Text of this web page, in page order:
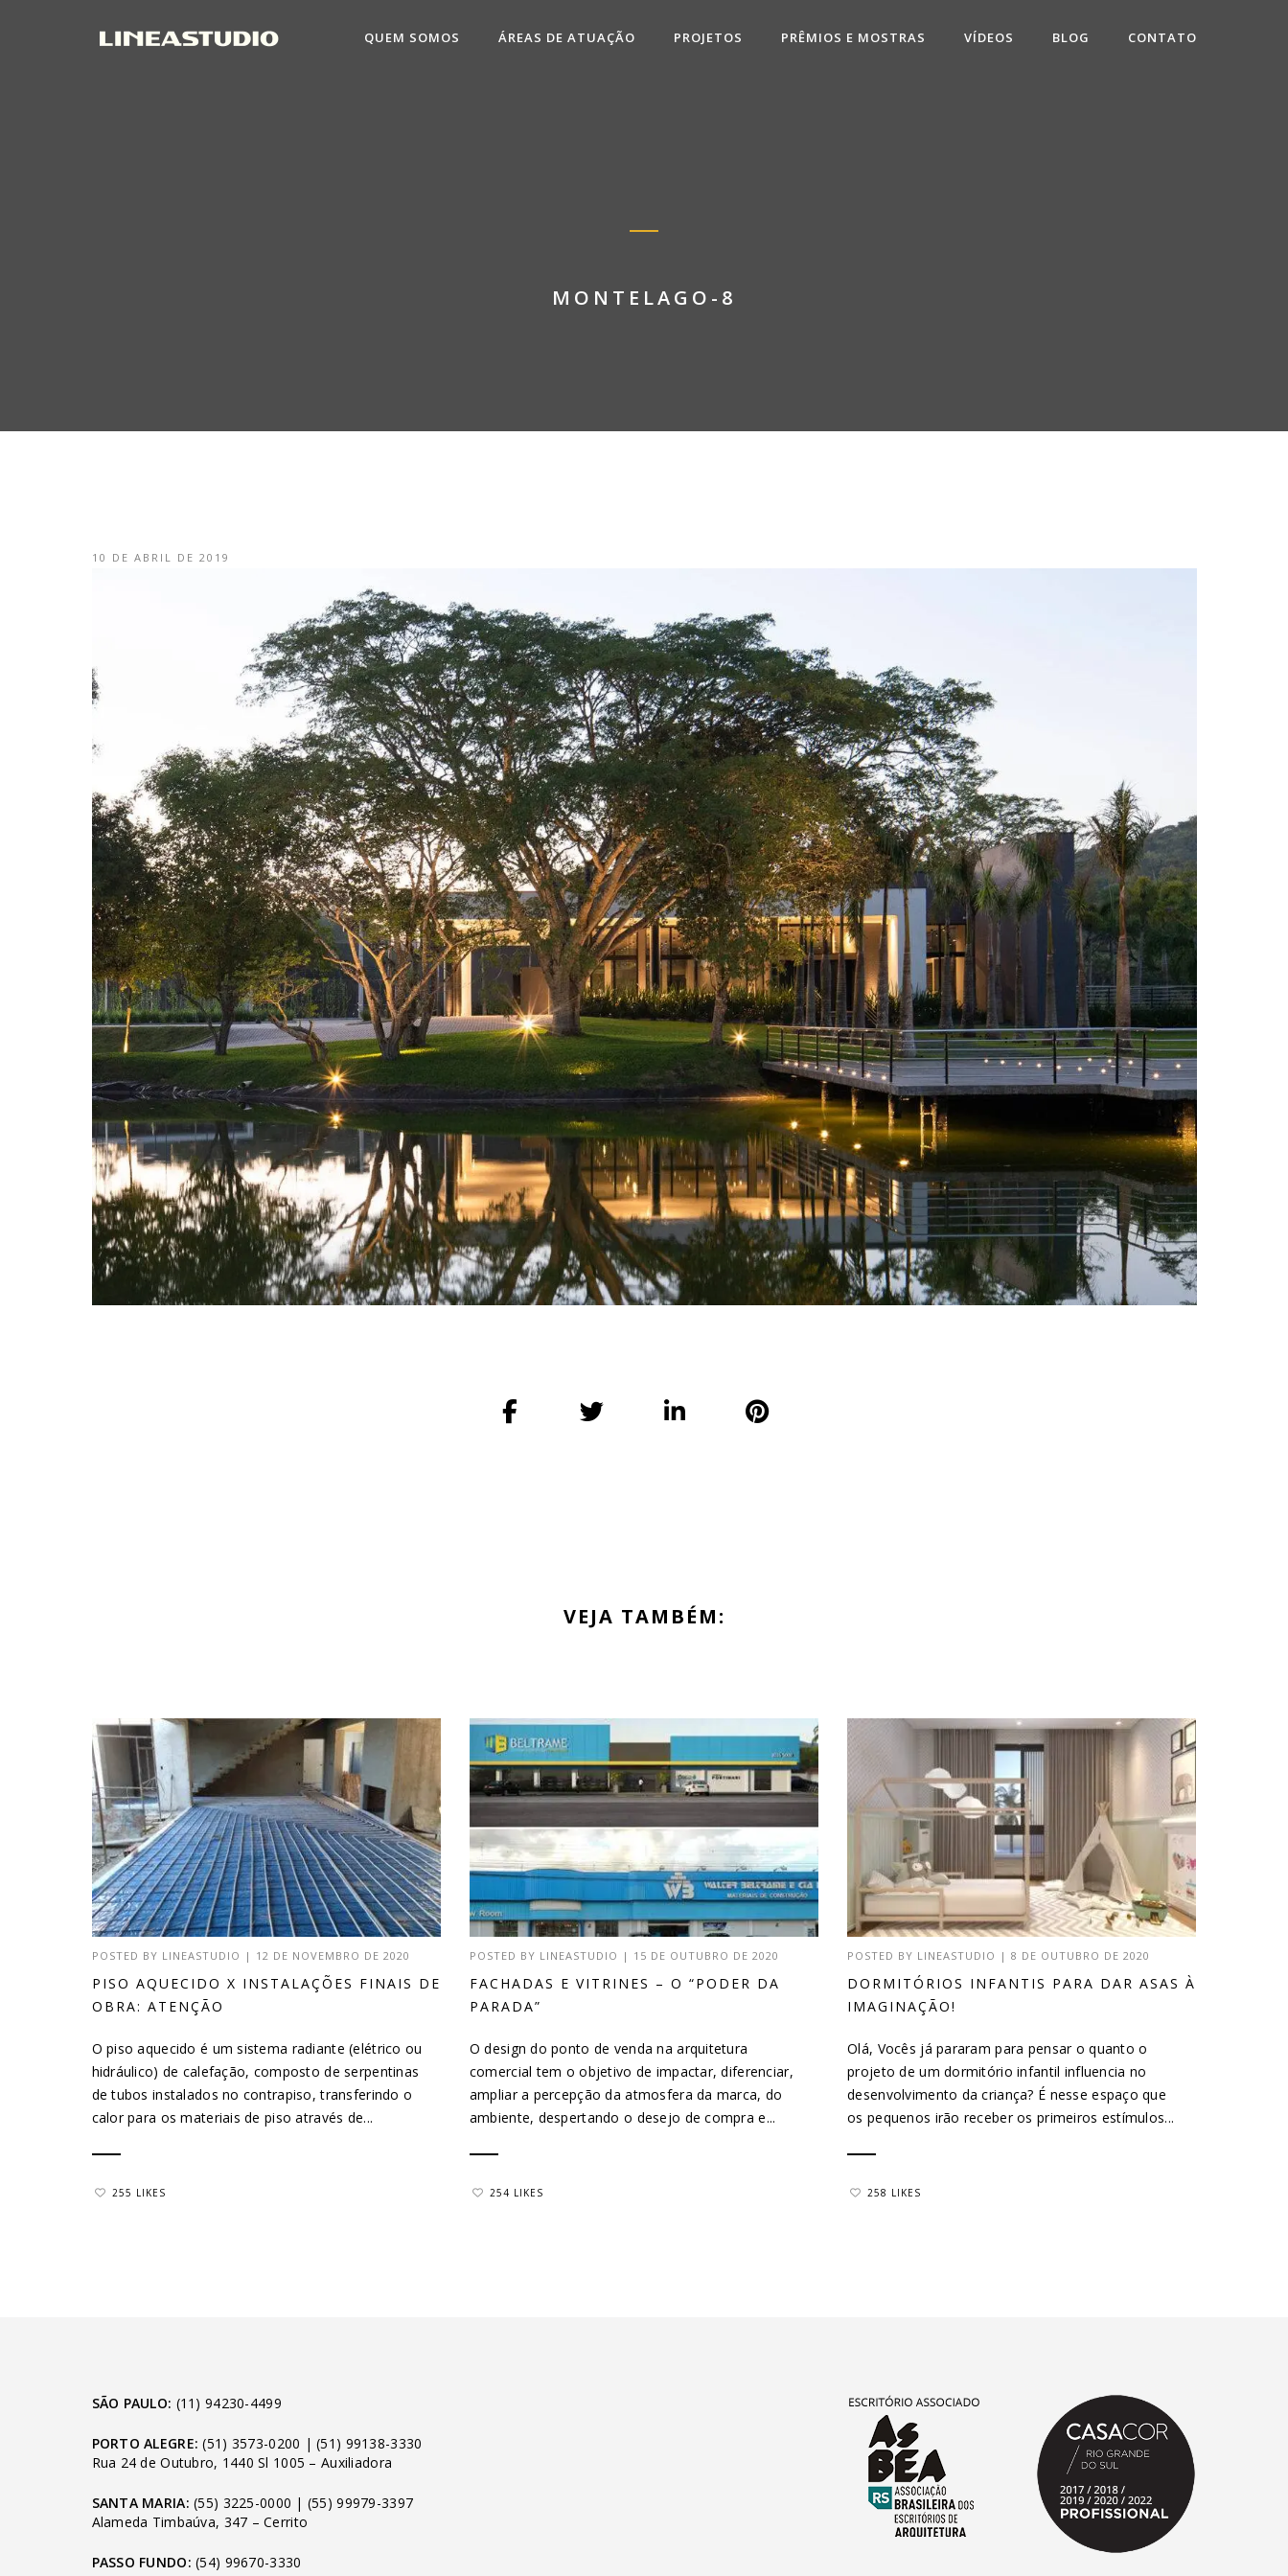
QUEM SOMOS ÁREAS DE ATUAÇÃO PROJETOS PRÊMIOS E MOSTRAS VÍDEOS BLOG CONTATO
MONTELAGO-8
10 DE ABRIL DE 2019
VEJA TAMBÉM:
POSTED BY LINEASTUDIO | 12 DE NOVEMBRO DE 2020
PISO AQUECIDO X INSTALAÇÕES FINAIS DE
OBRA: ATENÇÃO
O piso aquecido é um sistema radiante (elétrico ou
hidráulico) de calefação, composto de serpentinas
de tubos instalados no contrapiso, transferindo o
calor para os materiais de piso através de...
255 LIKES
POSTED BY LINEASTUDIO | 15 DE OUTUBRO DE 2020
FACHADAS E VITRINES – O “PODER DA
PARADA”
O design do ponto de venda na arquitetura
comercial tem o objetivo de impactar, diferenciar,
ampliar a percepção da atmosfera da marca, do
ambiente, despertando o desejo de compra e...
254 LIKES
POSTED BY LINEASTUDIO |8 DE OUTUBRO DE 2020
DORMITÓRIOS INFANTIS PARA DAR ASAS À
IMAGINAÇÃO!
Olá, Vocês já pararam para pensar o quanto o
projeto de um dormitório infantil influencia no
desenvolvimento da criança? É nesse espaço que
os pequenos irão receber os primeiros estímulos...
258 LIKES
SÃO PAULO: (11) 94230-4499
PORTO ALEGRE: (51) 3573-0200 |(51) 99138-3330
Rua 24 de Outubro, 1440 Sl 1005 – Auxiliadora
SANTA MARIA: (55) 3225-0000 | (55) 99979-3397
Alameda Timbaúva, 347 – Cerrito
PASSO FUNDO: (54) 99670-3330